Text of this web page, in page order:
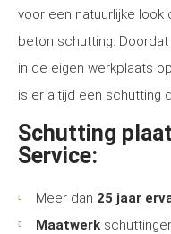
voor een natuurlijke
beton schutting.
in de eigen werkplaats
is er altijd een schutting
Schutting
Service:
Meer dan 25 jaar
Maatwerk